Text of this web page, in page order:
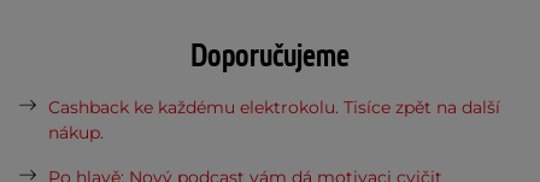
Doporučujeme
Cashback ke každému elektrokolu. Tisíce zpět na další
nákup.
Po hlavě: Nový podcast vám dá motivaci cvičit